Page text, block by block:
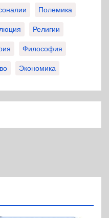
Полемика
Религии
Философия
Экономика